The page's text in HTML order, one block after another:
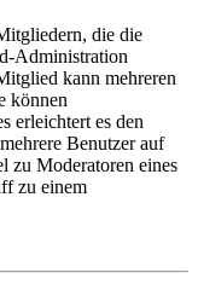
die die
Administration
kann mehreren
können
erleichtert es den
Benutzer auf
zu Moderatoren eines
zu einem